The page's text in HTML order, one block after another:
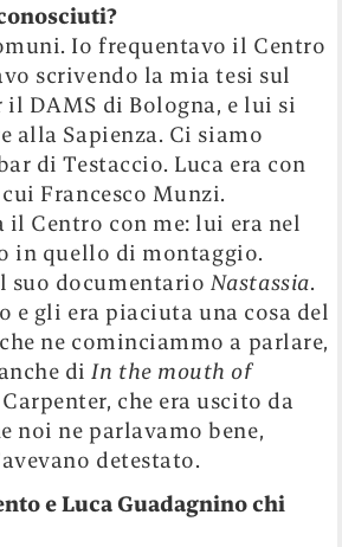
Io frequentavo il Centro
scrivendo la mia tesi sul
DAMS di Bologna, e lui si
alla Sapienza. Ci siamo
di Testaccio. Luca era con
Francesco Munzi.
il Centro con me: lui era nel
in quello di montaggio.
suo documentario Nastassia.
e gli era piaciuta una cosa del
ne cominciammo a parlare,
diIn the mouth of
che era uscito da
noi ne parlavamo bene,
detestato.
e Luca Guadagnino chi